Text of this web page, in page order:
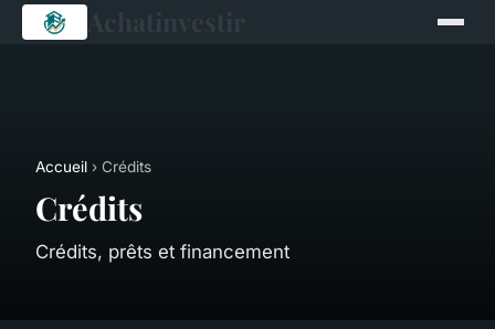
Accueil › Crédits
Crédits
Crédits, prêts et financement